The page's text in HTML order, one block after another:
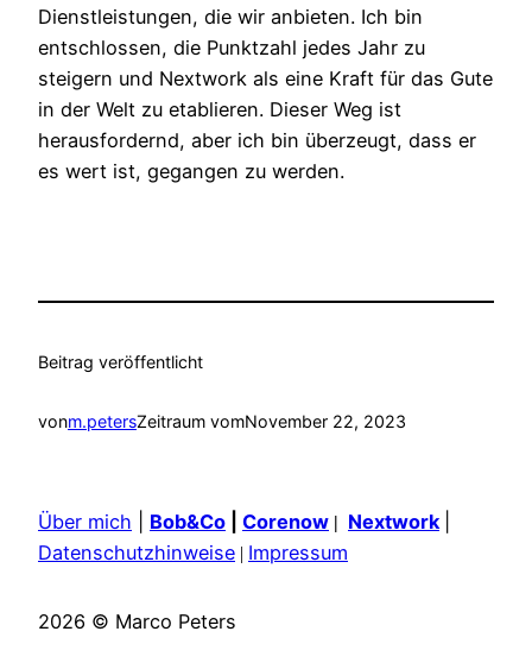
Dienstleistungen, die wir anbieten. Ich bin
entschlossen, die Punktzahl jedes Jahr zu
steigern und Nextwork als eine Kraft für das Gute
in der Welt zu etablieren. Dieser Weg ist
herausfordernd, aber ich bin überzeugt, dass er
es wert ist, gegangen zu werden.
Beitrag veröffentlicht
vonm.petersZeitraum vomNovember 22, 2023
Über mich Bob&Co Corenow | Nextwork
Datenschutzhinweise | Impressum
2026 © Marco Peters